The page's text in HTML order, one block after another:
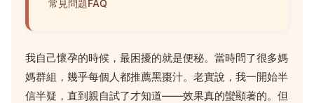
常見問題FAQ
我自己懷孕的時候，最困擾的就是便秘。當時問了很多媽
媽群組，幾乎每個人都推薦黑棗汁。老實說，我一開始半
信半疑，直到親自試了才知道——效果真的蠻顯著的。但